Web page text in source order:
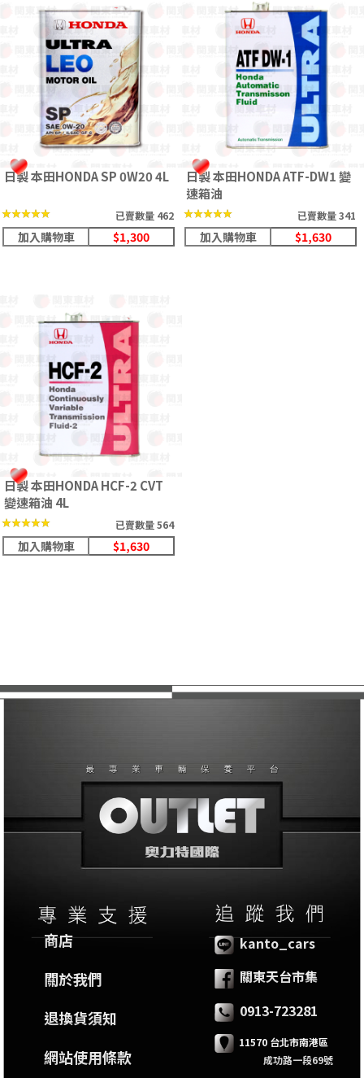
日製 本田HONDA SP 0W20 4L
★★★★★
★★★★★ 已賣數量 462
加入購物車 $1,300
日製 本田HONDA ATF-DW1 變
速箱油
★★★★★
★★★★★ 已賣數量 341
加入購物車 $1,630
日製 本田HONDA HCF-2 CVT
變速箱油 4L
★★★★★
★★★★★ 已賣數量 564
加入購物車 $1,630
商店
關於我們
退換貨須知
網站使用條款
kanto_cars
關東天台市集
0913-723281
11570 台北市南港區
成功路一段69號